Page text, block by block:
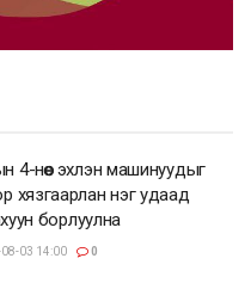
4-нөөс эхлэн машинуудыг
хязгаарлан нэг удаад
борлуулна
03 14:00 0